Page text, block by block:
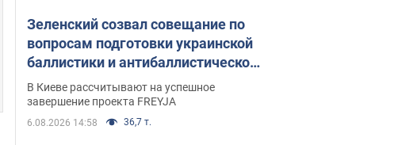
Зеленский созвал совещание по
вопросам подготовки украинской
баллистики и антибаллистической
программы FREYJA: какие
решения готовятся
В Киеве рассчитывают на успешное
завершение проекта FREYJA
6.08.2026 14:58 36,7 т.